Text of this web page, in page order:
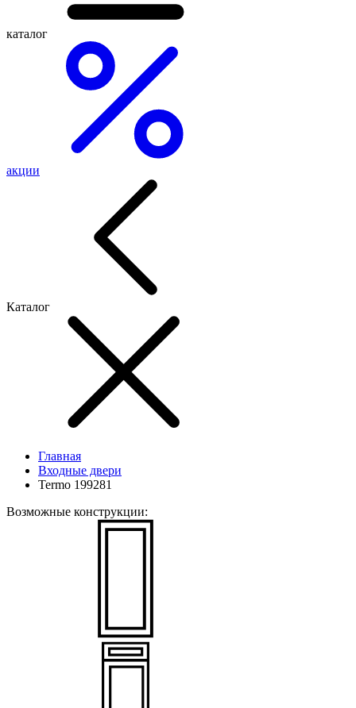
каталог
акции
Каталог
Главная
Входные двери
Termo 199281
Возможные конструкции: